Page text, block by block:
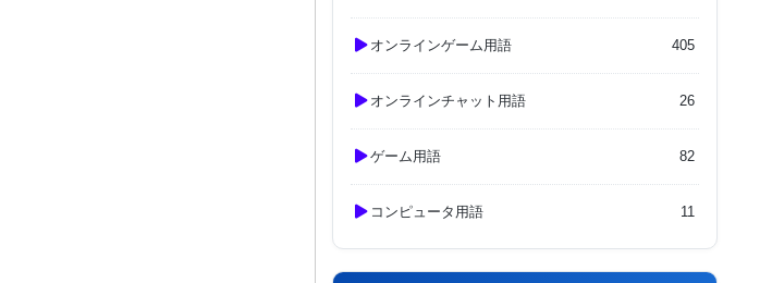
オンラインゲーム用語 405
オンラインチャット用語 26
ゲーム用語 82
コンピュータ用語 11